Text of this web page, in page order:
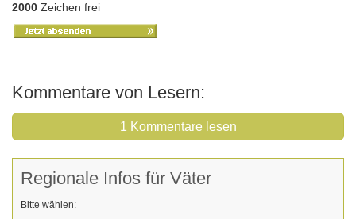
2000 Zeichen frei
Kommentare von Lesern:
1 Kommentare lesen
Regionale Infos für Väter
Bitte wählen: